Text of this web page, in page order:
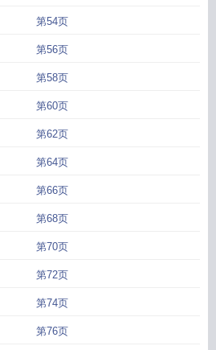
第54页
第56页
第58页
第60页
第62页
第64页
第66页
第68页
第70页
第72页
第74页
第76页